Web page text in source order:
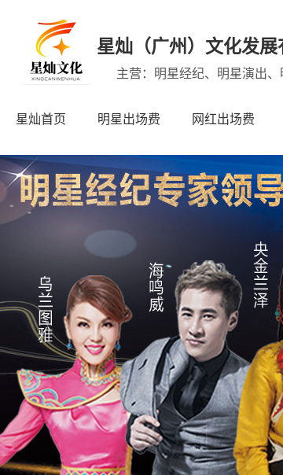
星灿（广州）文化发
主营：明星经纪、明星演出
星灿首页 明星出场费 网红出场费